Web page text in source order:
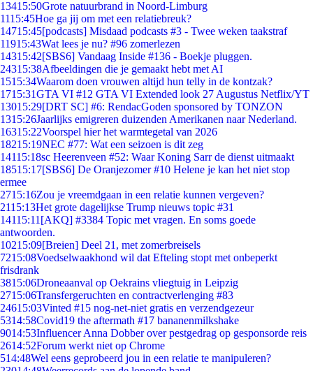
13415:50Grote natuurbrand in Noord-Limburg
1115:45Hoe ga jij om met een relatiebreuk?
14715:45[podcasts] Misdaad podcasts #3 - Twee weken taakstraf
11915:43Wat lees je nu? #96 zomerlezen
14315:42[SBS6] Vandaag Inside #136 - Boekje pluggen.
24315:38Afbeeldingen die je gemaakt hebt met AI
1515:34Waarom doen vrouwen altijd hun telly in de kontzak?
1715:31GTA VI #12 GTA VI Extended look 27 Augustus Netflix/YT
13015:29[DRT SC] #6: RendacGoden sponsored by TONZON
1315:26Jaarlijks emigreren duizenden Amerikanen naar Nederland.
16315:22Voorspel hier het warmtegetal van 2026
18215:19NEC #77: Wat een seizoen is dit zeg
14115:18sc Heerenveen #52: Waar Koning Sarr de dienst uitmaakt
18515:17[SBS6] De Oranjezomer #10 Helene je kan het niet stop
ermee
2715:16Zou je vreemdgaan in een relatie kunnen vergeven?
2115:13Het grote dagelijkse Trump nieuws topic #31
14115:11 [AKQ] #3384 Topic met vragen. En soms goede
antwoorden.
10215:09[Breien] Deel 21, met zomerbreisels
7215:08Voedselwaakhond wil dat Efteling stopt met onbeperkt
frisdrank
3815:06Droneaanval op Oekrains vliegtuig in Leipzig
2715:06Transfergeruchten en contractverlenging #83
24615:03Vinted #15 nog-net-niet gratis en verzendgezeur
5314:58Covid19 the aftermath #17 bananenmilkshake
9014:53Influencer Anna Dobber over pestgedrag op gesponsorde reis
2614:52Forum werkt niet op Chrome
514:48Wel eens geprobeerd jou in een relatie te manipuleren?